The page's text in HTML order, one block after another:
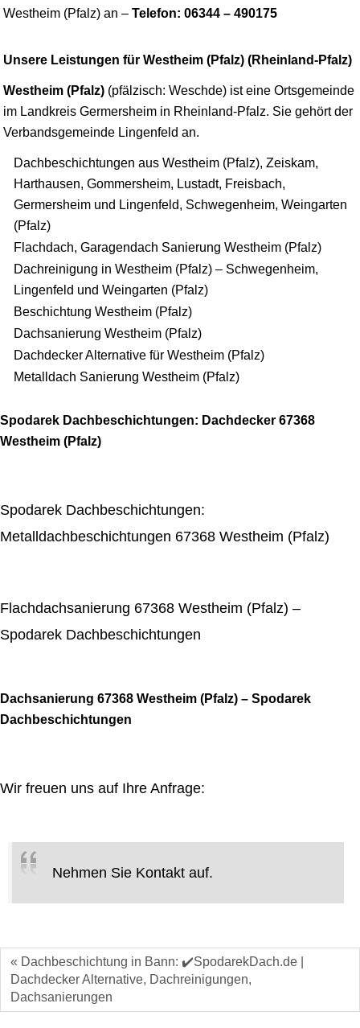
Westheim (Pfalz) an – Telefon: 06344 – 490175
Unsere Leistungen für Westheim (Pfalz) (Rheinland-Pfalz)
Westheim (Pfalz) (pfälzisch: Weschde) ist eine Ortsgemeinde
im Landkreis Germersheim in Rheinland-Pfalz. Sie gehört der
Verbandsgemeinde Lingenfeld an.
Dachbeschichtungen aus Westheim (Pfalz), Zeiskam,
Harthausen, Gommersheim, Lustadt, Freisbach,
Germersheim und Lingenfeld, Schwegenheim, Weingarten
(Pfalz)
Flachdach, Garagendach Sanierung Westheim (Pfalz)
Dachreinigung in Westheim (Pfalz) – Schwegenheim,
Lingenfeld und Weingarten (Pfalz)
Beschichtung Westheim (Pfalz)
Dachsanierung Westheim (Pfalz)
Dachdecker Alternative für Westheim (Pfalz)
Metalldach Sanierung Westheim (Pfalz)
Spodarek Dachbeschichtungen: Dachdecker 67368
Westheim (Pfalz)
Spodarek Dachbeschichtungen:
Metalldachbeschichtungen 67368 Westheim (Pfalz)
Flachdachsanierung 67368 Westheim (Pfalz) –
Spodarek Dachbeschichtungen
Dachsanierung 67368 Westheim (Pfalz) – Spodarek
Dachbeschichtungen
Wir freuen uns auf Ihre Anfrage:
Nehmen Sie Kontakt auf.
« Dachbeschichtung in Bann: ✔️SpodarekDach.de |
Dachdecker Alternative, Dachreinigungen,
Dachsanierungen